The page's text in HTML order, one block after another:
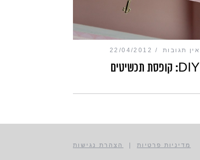
אין תגובות 22/04/2012
DIY: קופסת תכשיטים
מדיניות פרטיות | הצהרת נגישות